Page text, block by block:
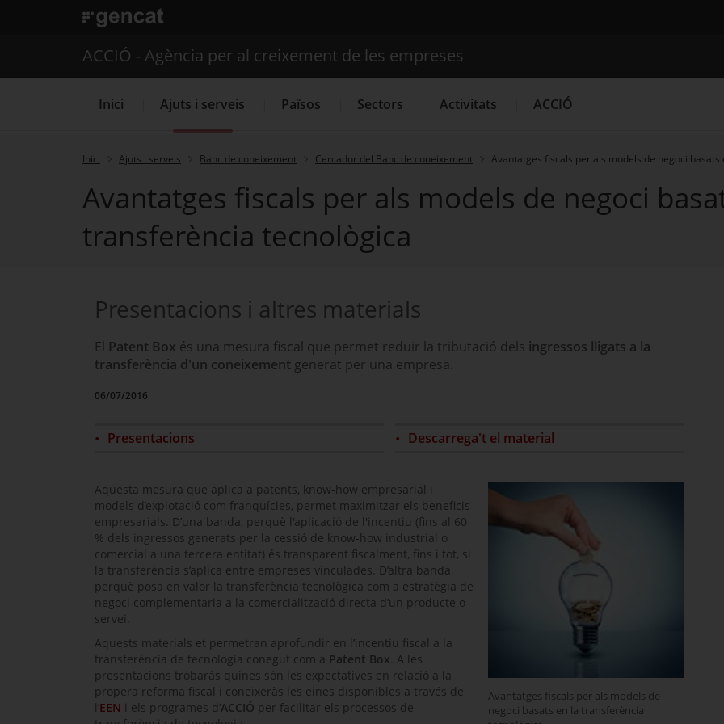
. Obre en una nova finestra.
Cercador
Serveis d'internacionalització Serveis d'innovació Convocatòries d'ajuts obertes
ACCIÓ - Agència per al creixement de les empreses
Inici Ajuts i serveis Països Sectors Activitats ACCIÓ
Inici Ajuts i serveis Banc de coneixement Cercador del Banc de coneixement Avantatges fiscals per als models de negoci
Avantatges fiscals per als models de negoci
transferència tecnològica
Presentacions i altres materials
El Patent Box és una mesura fiscal que permet reduir la tributació dels ingressos lligats a la
transferència d'un coneixement generat per una empresa.
06/07/2016
Presentacions Descarrega't el material
Avantatges fiscals per als models de
negoci basats en la transferència
Aquesta mesura que aplica a patents, know-how empresarial i
models d’explotació com franquícies, permet maximitzar els beneficis
empresarials. D’una banda, perquè l'aplicació de l'incentiu (fins al 60
% dels ingressos generats per la cessió de know-how industrial o
comercial a una tercera entitat) és transparent fiscalment, fins i tot, si
la transferència s’aplica entre empreses vinculades. D’altra banda,
perquè posa en valor la transferència tecnològica com a estratègia de
negoci complementaria a la comercialització directa d’un producte o
servei.
Aquests materials et permetran aprofundir en l’incentiu fiscal a la
transferència de tecnologia conegut com a Patent Box . A les
presentacions trobaràs quines són les expectatives en relació a la
propera reforma fiscal i coneixeràs les eines disponibles a través de
l’EEN i els programes d’ACCIÓ per facilitar els processos de